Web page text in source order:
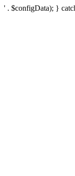
' . $configData); }